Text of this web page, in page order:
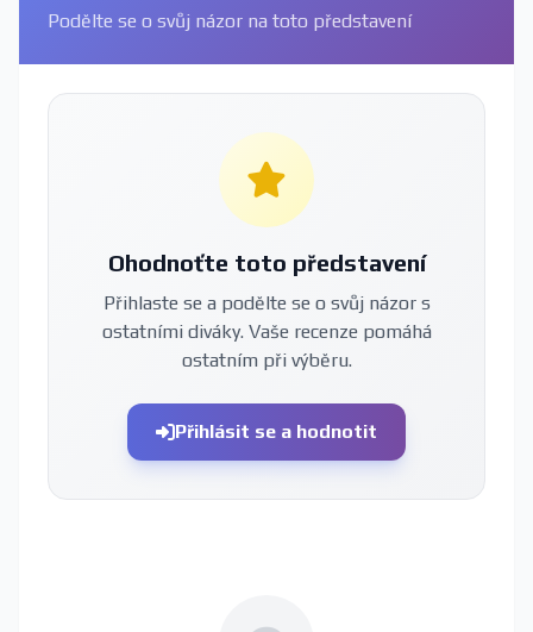
Podělte se o svůj názor na toto představení
Ohodnoťte toto představení
Přihlaste se a podělte se o svůj názor s
ostatními diváky. Vaše recenze pomáhá
ostatním při výběru.
Přihlásit se a hodnotit